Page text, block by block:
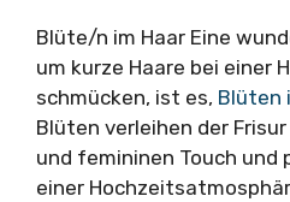
Blüte/n im Haar Eine
um kurze Haare bei einer
schmücken, ist es, Blüten
Blüten verleihen der
und femininen Touch und
einer